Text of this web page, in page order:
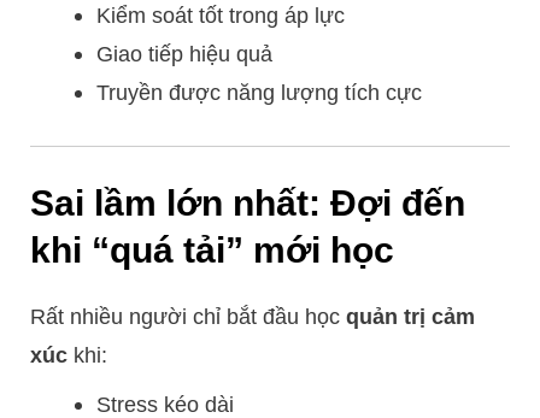
Kiểm soát tốt trong áp lực
Giao tiếp hiệu quả
Truyền được năng lượng tích cực
Sai lầm lớn nhất: Đợi đến
khi “quá tải” mới học
Rất nhiều người chỉ bắt đầu học quản trị cảm
xúckhi:
Stress kéo dài